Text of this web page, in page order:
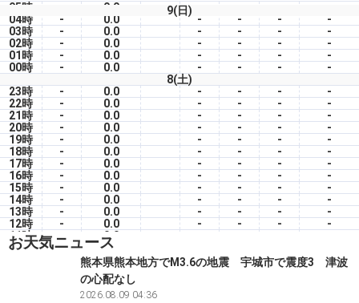
9(日)
05時 0.0
04時
- 0.0 - - -
-
03時
- 0.0 - - -
-
02時
- 0.0 - - -
-
01時
- 0.0 - - -
-
00時
- 0.0 - - -
-
8(土)
23時
- 0.0 - - -
-
22時
- 0.0 - - -
-
21時
- 0.0 - - -
-
20時
- 0.0 - - -
-
19時
- 0.0 - - -
-
18時
- 0.0 - - -
-
17時
- 0.0 - - -
-
16時
- 0.0 - - -
-
15時
- 0.0 - - -
-
14時
- 0.0 - - -
-
13時
- 0.0 - - -
-
12時
- 0.0 - - -
-
11時
- 0.0
10時
- 0.0
0.0 - - -
-
0.0 -
-
0.0
0.0
お天気ニュース
熊本県熊本地方でM3.6の地震 宇城市で震度3 津波
の心配なし
2026.08.09 04:36